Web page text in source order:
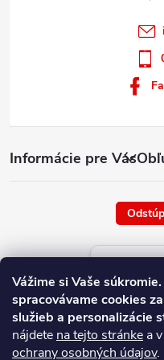
Vážime si Vaše súkromie.
spracovávame cookies
služieb a personalizácie
nájdete na tejto stránke a
ochrany osobných údajov.
Informácie pre Vás
platné